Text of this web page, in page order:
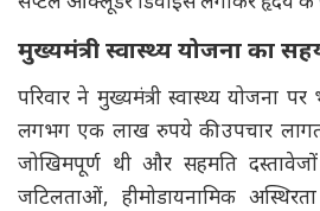
मुख्यमंत्री स्वास्थ्य योजना का
परिवार ने मुख्यमंत्री स्वास्थ्य योजना
लगभग एक लाख रुपये की उपचार लागत
जोखिमपूर्ण थी और सहमति
जटिलताओं, हीमोडायनामिक